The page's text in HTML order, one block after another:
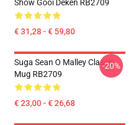
Show Gooi Deken RB2709
€ 31,28 - € 59,80
Suga Sean O Malley Classic
Mug RB2709
€ 23,00 - € 26,68
-20%